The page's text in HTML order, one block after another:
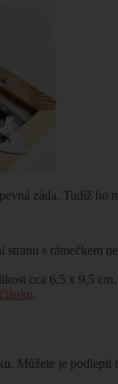
záda. Tudíž ho
s rámečkem
cca 6,5 x 9,5
článku.
Můžete je podlepit